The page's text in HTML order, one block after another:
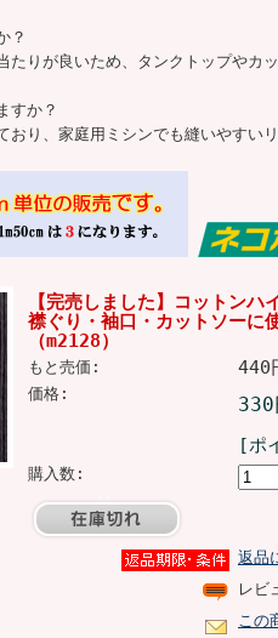
？
りが良いため、タンクトップやカッ
すか？
り、家庭用ミシンでも縫いやすいリ
【完売しました】コットン
襟ぐり・袖口・カットソーに
（m2128）
もと売価: 440
価格: 330
[ポ
購入数:
返品
レビ
この